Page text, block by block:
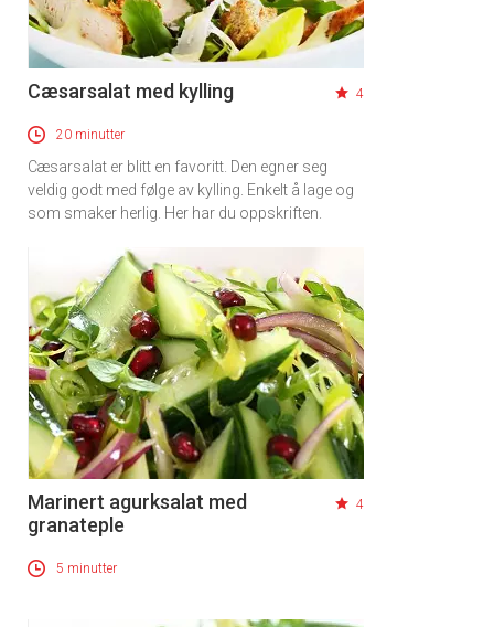
Cæsarsalat med kylling 4
20 minutter
Cæsarsalat er blitt en favoritt. Den egner seg
veldig godt med følge av kylling. Enkelt å lage og
som smaker herlig. Her har du oppskriften.
Marinert agurksalat med
granateple
4
5 minutter